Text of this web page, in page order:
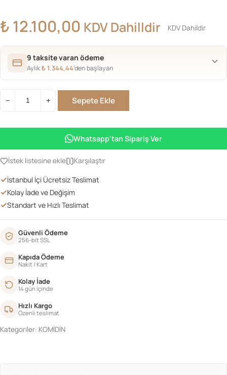
₺12.100,00 KDV Dahilldir KDV Dahildir
9 taksite varan ödeme
Aylık₺1.344,44’den başlayan
−
Komidin
adet
+ Sepete Ekle
Whatsapp'tan Sipariş Ver
İstek listesine ekle Karşılaştır
✓İstanbul İçi Ücretsiz Teslimat
✓Kolay İade ve Değişim
✓Standart ve Hızlı Teslimat
Güvenli Ödeme
256-bit SSL
Kapıda Ödeme
Nakit / Kart
Kolay İade
14 gün içinde
Hızlı Kargo
Özenli teslimat
Kategoriler: KOMİDİN